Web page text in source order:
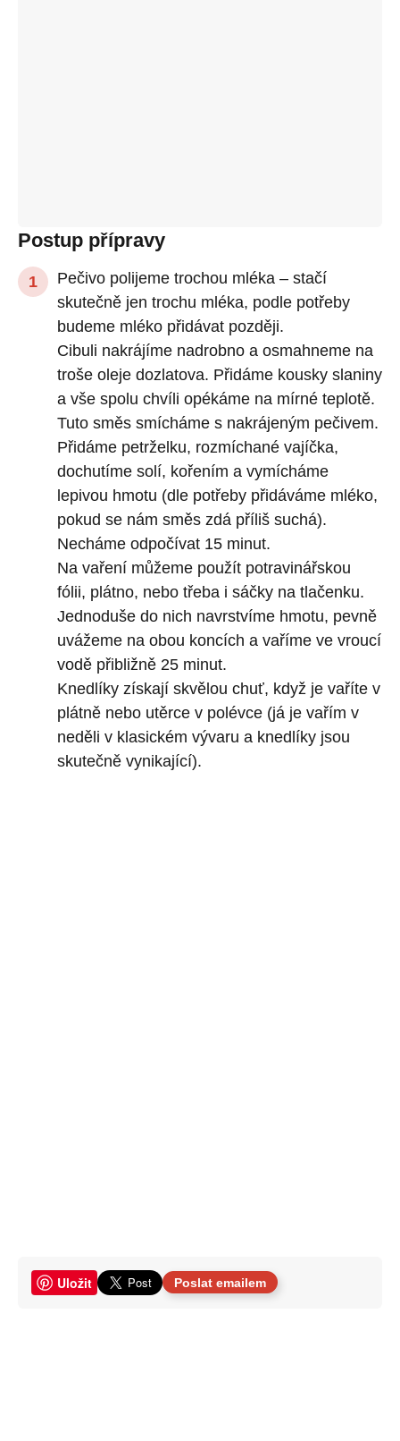
Postup přípravy
Pečivo polijeme trochou mléka – stačí
skutečně jen trochu mléka, podle potřeby
budeme mléko přidávat později.
Cibuli nakrájíme nadrobno a osmahneme na
troše oleje dozlatova. Přidáme kousky slaniny
a vše spolu chvíli opékáme na mírné teplotě.
Tuto směs smícháme s nakrájeným pečivem.
Přidáme petrželku, rozmíchané vajíčka,
dochutíme solí, kořením a vymícháme
lepivou hmotu (dle potřeby přidáváme mléko,
pokud se nám směs zdá příliš suchá).
Necháme odpočívat 15 minut.
Na vaření můžeme použít potravinářskou
fólii, plátno, nebo třeba i sáčky na tlačenku.
Jednoduše do nich navrstvíme hmotu, pevně
uvážeme na obou koncích a vaříme ve vroucí
vodě přibližně 25 minut.
Knedlíky získají skvělou chuť, když je vaříte v
plátně nebo utěrce v polévce (já je vařím v
neděli v klasickém vývaru a knedlíky jsou
skutečně vynikající).
Uložit Poslat emailem